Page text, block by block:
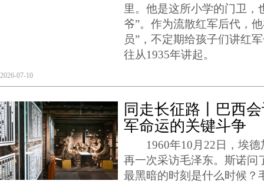
里。他是这所小学的门卫，
爷”。作为流散红军后代，
员”，不定期给孩子们讲红
往从1935年讲起。
2026-07-10
同走长征路丨巴西
军命运的关键斗争
1960年10月22日，埃德
再一次采访毛泽东。斯诺问
最黑暗的时刻是什么时候？